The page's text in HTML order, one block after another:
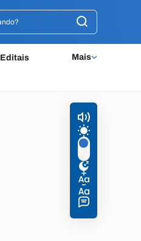
Editais Mais